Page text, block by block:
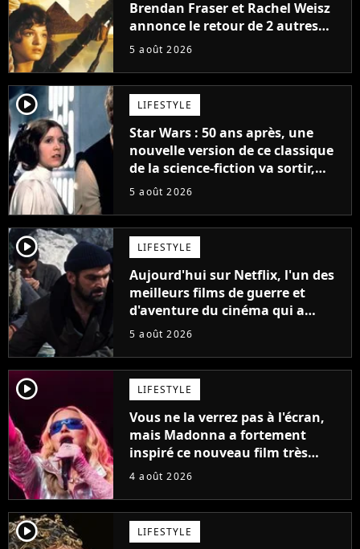
Brendan Fraser et Rachel Weisz
annonce le retour de 2 autres
personnages emblématiques de
5 août 2026
player2 LIFESTYLE
Star Wars : 50 ans après, une
nouvelle version de ce classique
de la science-fiction va sortir,
mais on ne la verra jamais en
5 août 2026
player2 LIFESTYLE
Aujourd'hui sur Netflix, l'un des
meilleurs films de guerre et
d'aventure du cinéma qui a
connu un succès retentissant à
5 août 2026
player2 LIFESTYLE
Vous ne la verrez pas à l'écran,
mais Madonna a fortement
inspiré ce nouveau film très
attendu
4 août 2026
player2 LIFESTYLE